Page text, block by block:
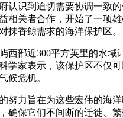
认识到迫切需要协调一致
相关者合作，开始了一项
抹香鲸需求的海洋保护区。
西部近300平方英里的水域
学家表示，该保护区不仅
候危机。
努力旨在为这些宏伟的海
确保它们不间断的迁徙、繁